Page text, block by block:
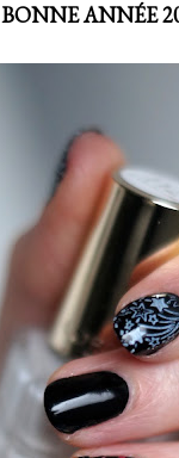
BONNE ANNÉE